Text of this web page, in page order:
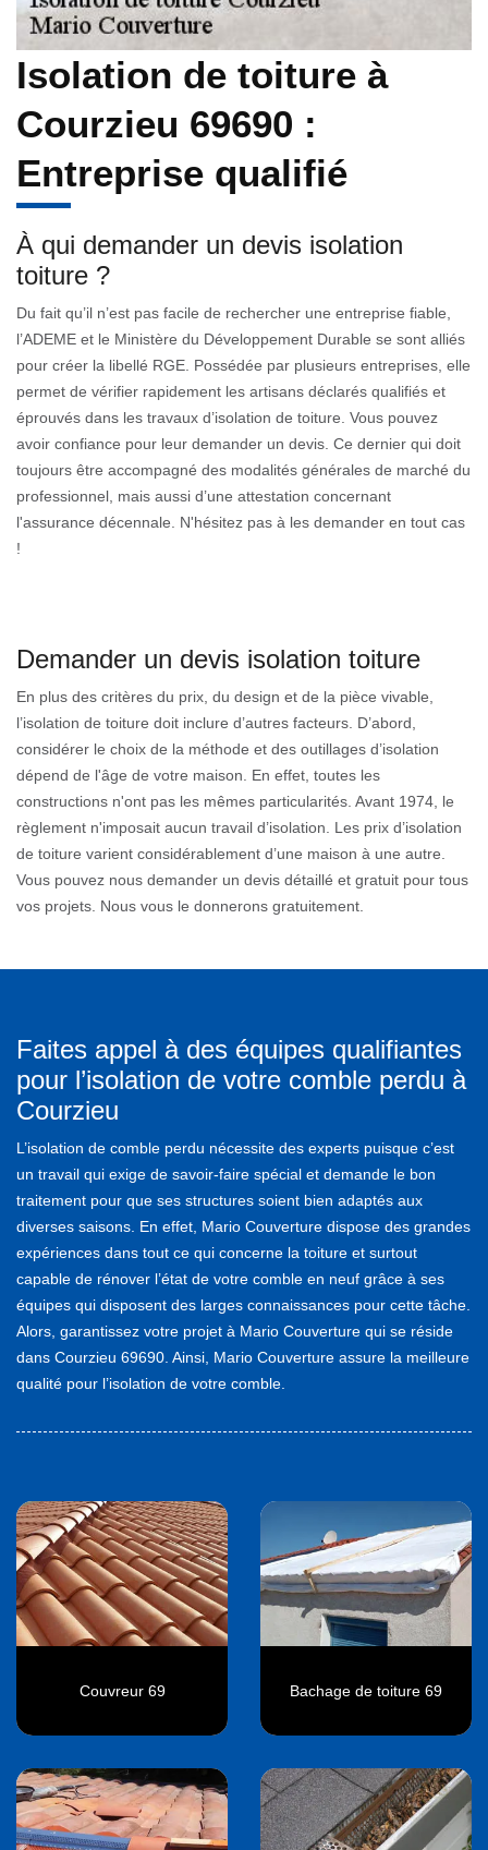
Isolation de toiture à
Courzieu 69690 :
Entreprise qualifié
À qui demander un devis isolation
toiture ?
Du fait qu’il n’est pas facile de rechercher une entreprise fiable,
l’ADEME et le Ministère du Développement Durable se sont alliés
pour créer la libellé RGE. Possédée par plusieurs entreprises, elle
permet de vérifier rapidement les artisans déclarés qualifiés et
éprouvés dans les travaux d’isolation de toiture. Vous pouvez
avoir confiance pour leur demander un devis. Ce dernier qui doit
toujours être accompagné des modalités générales de marché du
professionnel, mais aussi d’une attestation concernant
l'assurance décennale. N'hésitez pas à les demander en tout cas
!
Demander un devis isolation toiture
En plus des critères du prix, du design et de la pièce vivable,
l’isolation de toiture doit inclure d’autres facteurs. D’abord,
considérer le choix de la méthode et des outillages d’isolation
dépend de l'âge de votre maison. En effet, toutes les
constructions n'ont pas les mêmes particularités. Avant 1974, le
règlement n'imposait aucun travail d’isolation. Les prix d’isolation
de toiture varient considérablement d’une maison à une autre.
Vous pouvez nous demander un devis détaillé et gratuit pour tous
vos projets. Nous vous le donnerons gratuitement.
Faites appel à des équipes qualifiantes
pour l’isolation de votre comble perdu à
Courzieu
L’isolation de comble perdu nécessite des experts puisque c’est
un travail qui exige de savoir-faire spécial et demande le bon
traitement pour que ses structures soient bien adaptés aux
diverses saisons. En effet, Mario Couverture dispose des grandes
expériences dans tout ce qui concerne la toiture et surtout
capable de rénover l’état de votre comble en neuf grâce à ses
équipes qui disposent des larges connaissances pour cette tâche.
Alors, garantissez votre projet à Mario Couverture qui se réside
dans Courzieu 69690. Ainsi, Mario Couverture assure la meilleure
qualité pour l’isolation de votre comble.
Couvreur 69 Bachage de toiture 69